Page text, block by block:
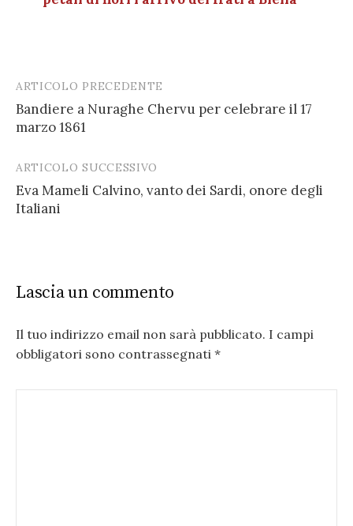
Post
navigation
ARTICOLO PRECEDENTE
Bandiere a Nuraghe Chervu per celebrare il 17
marzo 1861
ARTICOLO SUCCESSIVO
Eva Mameli Calvino, vanto dei Sardi, onore degli
Italiani
Lascia un commento
Il tuo indirizzo email non sarà pubblicato. I campi
obbligatori sono contrassegnati *